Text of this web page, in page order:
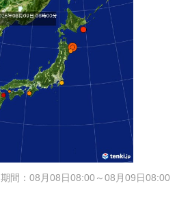
期間：08月08日08:00～08月09日08:00